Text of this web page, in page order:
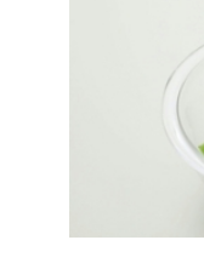
（２）のピーマン
ながらのせていく